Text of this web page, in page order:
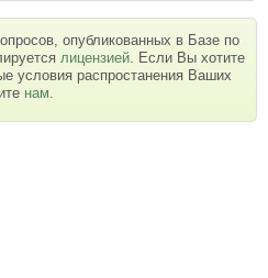
опубликованных в Базе по
лицензией . Если Вы хотите
условия распростанения Ваших
нам